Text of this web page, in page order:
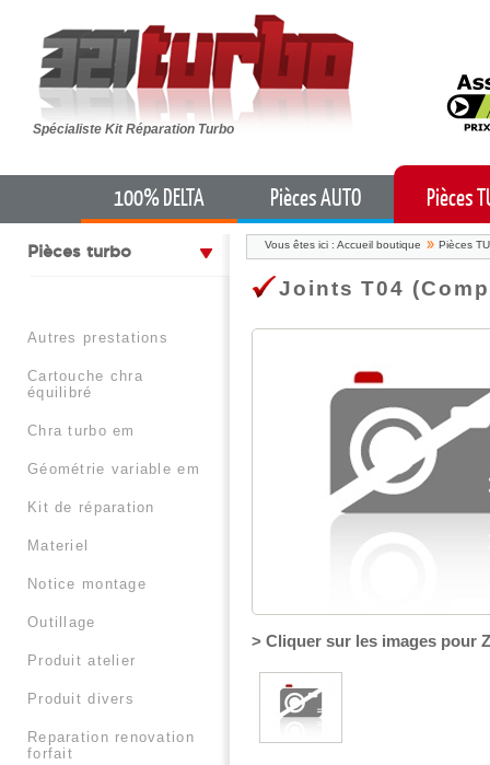
Spécialiste Kit Réparation Turbo
100% DELTA Pièces AUTO Pièces
Vous êtes ici : Accueil boutique Pièces
Joints T04
> Cliquer sur les images pour
pièces turbo
autres prestations
cartouche chra
équilibré
chra turbo em
géométrie variable em
kit de réparation
materiel
notice montage
outillage
produit atelier
produit divers
reparation renovation
forfait